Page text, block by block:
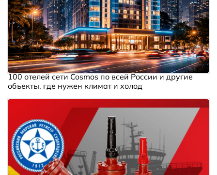
100 отелей сети Cosmos по всей России и другие
объекты, где нужен климат и холод